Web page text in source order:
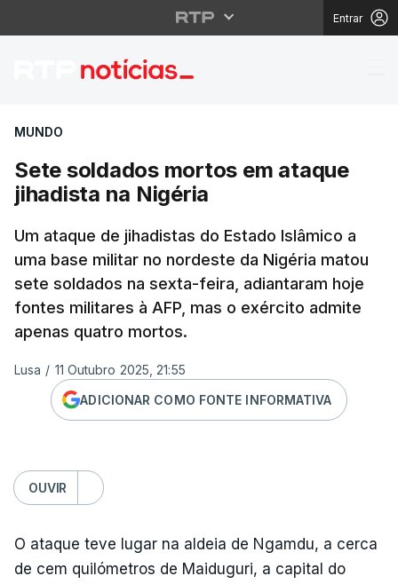
Entrar
Sete soldados
MUNDO
Sete soldados mortos em ataque
jihadista na Nigéria
Um ataque de jihadistas do Estado Islâmico a
uma base militar no nordeste da Nigéria matou
sete soldados na sexta-feira, adiantaram hoje
fontes militares à AFP, mas o exército admite
apenas quatro mortos.
Lusa / 11 Outubro 2025, 21:55
ADICIONAR COMO FONTE INFORMATIVA
OUVIR
O ataque teve lugar na aldeia de Ngamdu, a cerca
de cem quilómetros de Maiduguri, a capital do